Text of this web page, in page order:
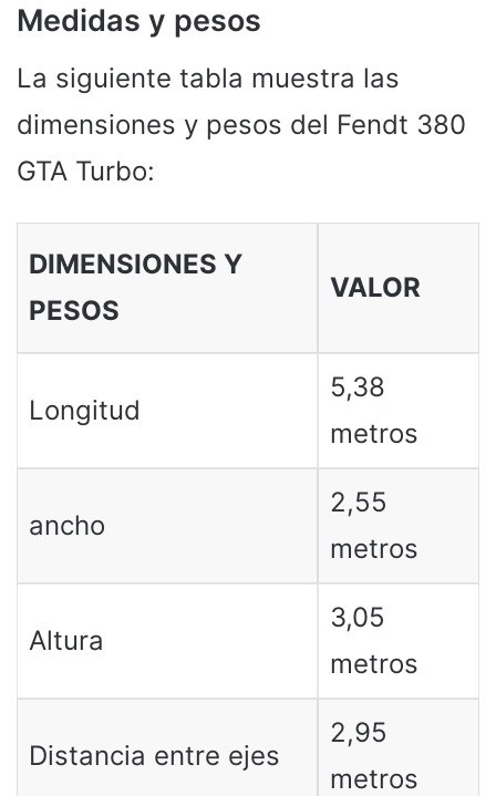
Medidas y pesos
La siguiente tabla muestra las
dimensiones y pesos del Fendt 380
GTA Turbo:
DIMENSIONES Y
PESOS
VALOR
Longitud
5,38
metros
ancho
2,55
metros
Altura
3,05
metros
Distancia entre ejes
2,95
metros